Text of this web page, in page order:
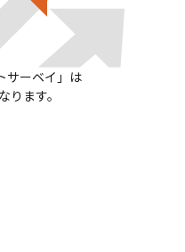
サーベイ」は
ます。